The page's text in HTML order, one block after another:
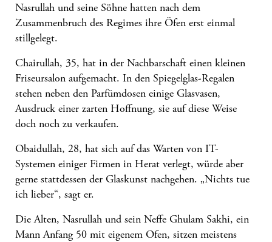
Nasrullah und seine Söhne hatten nach dem
Zusammenbruch des Regimes ihre Öfen erst einmal
stillgelegt.
Chairullah, 35, hat in der Nachbarschaft einen kleinen
Friseursalon aufgemacht. In den Spiegelglas-Regalen
stehen neben den Parfümdosen einige Glasvasen,
Ausdruck einer zarten Hoffnung, sie auf diese Weise
doch noch zu verkaufen.
Obaidullah, 28, hat sich auf das Warten von IT-
Systemen einiger Firmen in Herat verlegt, würde aber
gerne stattdessen der Glaskunst nachgehen. „Nichts tue
ich lieber“, sagt er.
Die Alten, Nasrullah und sein Neffe Ghulam Sakhi, ein
Mann Anfang 50 mit eigenem Ofen, sitzen meistens